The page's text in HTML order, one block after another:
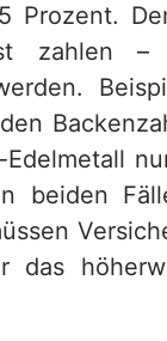
zahlen
beiden